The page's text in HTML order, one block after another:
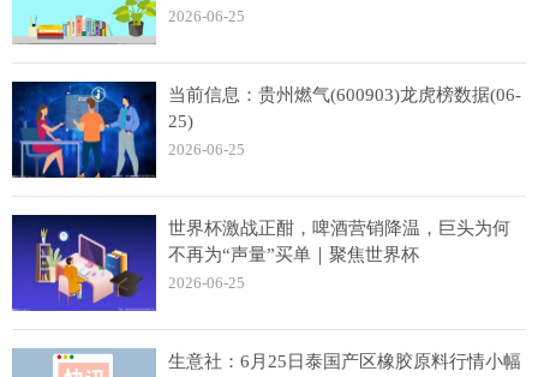
2026-06-25
当前信息：贵州燃气(600903)龙虎榜数据(06-
25)
2026-06-25
世界杯激战正酣，啤酒营销降温，巨头为何
不再为“声量”买单｜聚焦世界杯
2026-06-25
生意社：6月25日泰国产区橡胶原料行情小幅